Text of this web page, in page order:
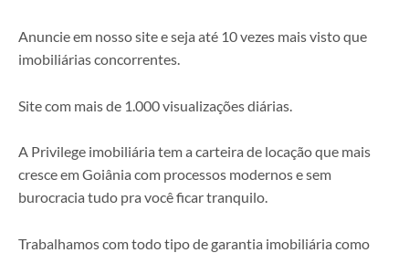
Anuncie em nosso site e seja até 10 vezes mais visto que
imobiliárias concorrentes.
Site com mais de 1.000 visualizações diárias.
A Privilege imobiliária tem a carteira de locação que mais
cresce em Goiânia com processos modernos e sem
burocracia tudo pra você ficar tranquilo.
Trabalhamos com todo tipo de garantia imobiliária como